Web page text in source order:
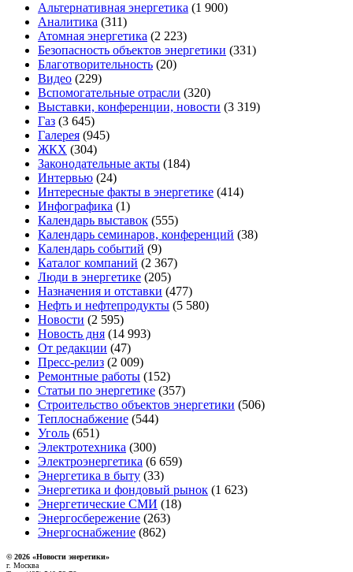
Альтернативная энергетика (1 900)
Аналитика (311)
Атомная энергетика (2 223)
Безопасность объектов энергетики (331)
Благотворительность (20)
Видео (229)
Вспомогательные отрасли (320)
Выставки, конференции, новости (3 319)
Газ (3 645)
Галерея (945)
ЖКХ (304)
Законодательные акты (184)
Интервью (24)
Интересные факты в энергетике (414)
Инфографика (1)
Календарь выставок (555)
Календарь семинаров, конференций (38)
Календарь событий (9)
Каталог компаний (2 367)
Люди в энергетике (205)
Назначения и отставки (477)
Нефть и нефтепродукты (5 580)
Новости (2 595)
Новость дня (14 993)
От редакции (47)
Пресс-релиз (2 009)
Ремонтные работы (152)
Статьи по энергетике (357)
Строительство объектов энергетики (506)
Теплоснабжение (544)
Уголь (651)
Электротехника (300)
Электроэнергетика (6 659)
Энергетика в быту (33)
Энергетика и фондовый рынок (1 623)
Энергетические СМИ (18)
Энергосбережение (263)
Энергоснабжение (862)
© 2026 «Новости энеретики»
г. Москва